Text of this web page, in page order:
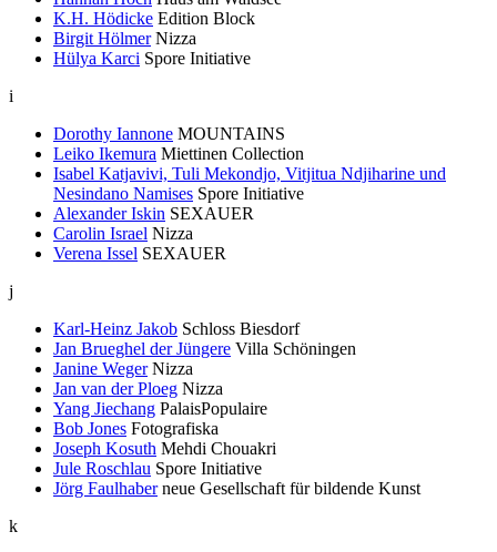
K.H. Hödicke Edition Block
Birgit Hölmer Nizza
Hülya Karci Spore Initiative
i
Dorothy Iannone MOUNTAINS
Leiko Ikemura Miettinen Collection
Isabel Katjavivi, Tuli Mekondjo, Vitjitua Ndjiharine und
Nesindano Namises Spore Initiative
Alexander Iskin SEXAUER
Carolin Israel Nizza
Verena Issel SEXAUER
j
Karl-Heinz Jakob Schloss Biesdorf
Jan Brueghel der Jüngere Villa Schöningen
Janine Weger Nizza
Jan van der Ploeg Nizza
Yang Jiechang PalaisPopulaire
Bob Jones Fotografiska
Joseph Kosuth Mehdi Chouakri
Jule Roschlau Spore Initiative
Jörg Faulhaber neue Gesellschaft für bildende Kunst
k